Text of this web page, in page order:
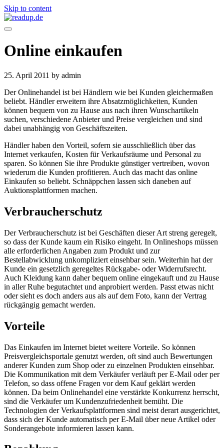
Skip to content
Online einkaufen
25. April 2011 by admin
Der Onlinehandel ist bei Händlern wie bei Kunden gleichermaßen
beliebt. Händler erweitern ihre Absatzmöglichkeiten, Kunden
können bequem von zu Hause aus nach ihren Wunschartikeln
suchen, verschiedene Anbieter und Preise vergleichen und sind
dabei unabhängig von Geschäftszeiten.
Händler haben den Vorteil, sofern sie ausschließlich über das
Internet verkaufen, Kosten für Verkaufsräume und Personal zu
sparen. So können Sie ihre Produkte günstiger vertreiben, wovon
wiederum die Kunden profitieren. Auch das macht das online
Einkaufen so beliebt. Schnäppchen lassen sich daneben auf
Auktionsplattformen machen.
Verbraucherschutz
Der Verbraucherschutz ist bei Geschäften dieser Art streng geregelt,
so dass der Kunde kaum ein Risiko eingeht. In Onlineshops müssen
alle erforderlichen Angaben zum Produkt und zur
Bestellabwicklung unkompliziert einsehbar sein. Weiterhin hat der
Kunde ein gesetzlich geregeltes Rückgabe- oder Widerrufsrecht.
Auch Kleidung kann daher bequem online eingekauft und zu Hause
in aller Ruhe begutachtet und anprobiert werden. Passt etwas nicht
oder sieht es doch anders aus als auf dem Foto, kann der Vertrag
rückgängig gemacht werden.
Vorteile
Das Einkaufen im Internet bietet weitere Vorteile. So können
Preisvergleichsportale genutzt werden, oft sind auch Bewertungen
anderer Kunden zum Shop oder zu einzelnen Produkten einsehbar.
Die Kommunikation mit dem Verkäufer verläuft per E-Mail oder per
Telefon, so dass offene Fragen vor dem Kauf geklärt werden
können. Da beim Onlinehandel eine verstärkte Konkurrenz herrscht,
sind die Verkäufer um Kundenzufriedenheit bemüht. Die
Technologien der Verkaufsplattformen sind meist derart ausgerichtet,
dass sich der Kunde automatisch per E-Mail über neue Artikel oder
Sonderangebote informieren lassen kann.